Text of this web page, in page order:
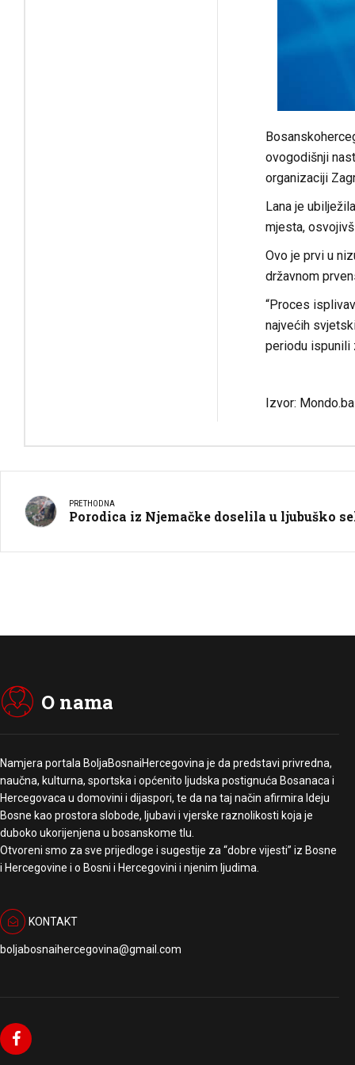
ovogodišnji
organizaciji
Lana je
mjesta,
Ovo je prvi u
državnom
“Proces
najvećih
periodu ispunili
Izvor: Mondo.ba
PRETHODNA
Porodica iz Njemačke doselila u ljubuško
O nama
Namjera portala BoljaBosnaiHercegovina je da predstavi privredna,
naučna, kulturna, sportska i općenito ljudska postignuća Bosanaca i
Hercegovaca u domovini i dijaspori, te da na taj način afirmira Ideju
Bosne kao prostora slobode, ljubavi i vjerske raznolikosti koja je
duboko ukorijenjena u bosanskome tlu.
Otvoreni smo za sve prijedloge i sugestije za “dobre vijesti” iz Bosne
i Hercegovine i o Bosni i Hercegovini i njenim ljudima.
KONTAKT
boljabosnaihercegovina@gmail.com